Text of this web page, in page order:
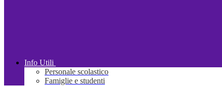
Info Utili
Personale scolastico
Famiglie e studenti